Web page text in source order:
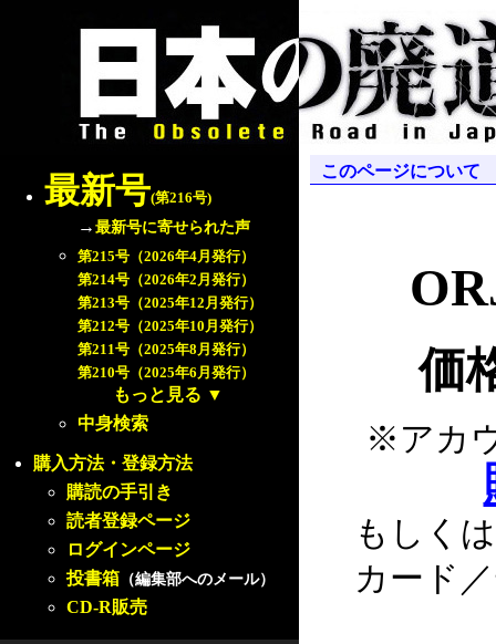
最新号(第216号)
→最新号に寄せられた声
第215号（2026年4月発行）
第214号（2026年2月発行）
第213号（2025年12月発行）
第212号（2025年10月発行）
第211号（2025年8月発行）
第210号（2025年6月発行）
もっと見る ▼
中身検索
購入方法・登録方法
購読の手引き
読者登録ページ
ログインページ
投書箱 （編集部へのメール）
CD-R販売
このページについて
価
※アカ
もしくは
カード